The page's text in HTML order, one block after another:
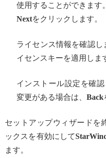
使用することができます
Nextをクリックします。
ライセンス情報を確認し
イセンスキーを適用しま
インストール設定を確認
変更がある場合は、 Back
セットアップウィザードを
ックスを有効にして
ます。